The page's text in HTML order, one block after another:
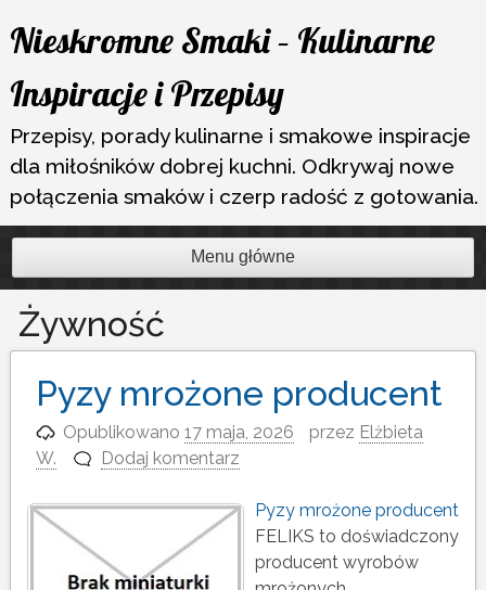
Przejdź
do
treści
Nieskromne Smaki – Kulinarne
Inspiracje i Przepisy
Przepisy, porady kulinarne i smakowe inspiracje
dla miłośników dobrej kuchni. Odkrywaj nowe
połączenia smaków i czerp radość z gotowania.
Menu główne
Żywność
Pyzy mrożone producent
Opublikowano17 maja, 2026 przez Elżbieta
W.
Dodaj komentarz
Pyzy mrożone producent
FELIKS to doświadczony
producent wyrobów